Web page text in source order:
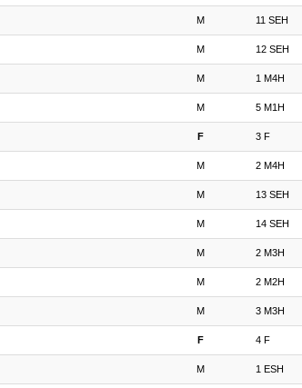
M 11 SEH
M 12 SEH
M 1 M4H
M 5 M1H
F 3 F
M 2 M4H
M 13 SEH
M 14 SEH
M 2 M3H
M 2 M2H
M 3 M3H
F 4 F
M 1 ESH